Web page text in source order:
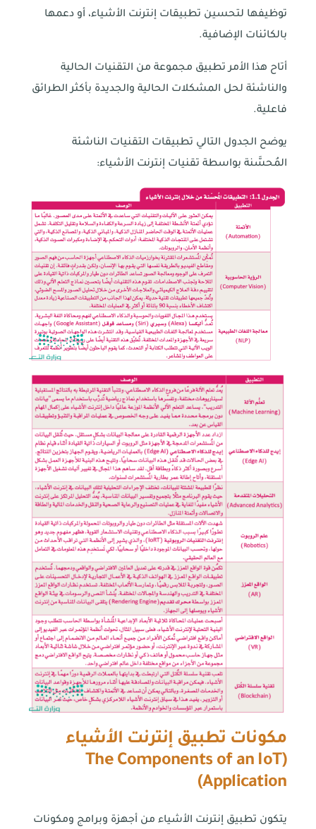
توظيفها لتحسين تطبيقات إنترنت الأشياء، أو دعمها
بالكائنات الإضافية.
أتاح هذا الأمر تطبيق مجموعة من التقنيات الحالية
والناشئة لحل المشكلات الحالية والجديدة بأكثر الطرائق
فاعلية.
يوضح الجدول التالي تطبيقات التقنيات الناشئة
المُحسَّنة بواسطة تقنيات إنترنت الأشياء:
مكونات تطبيق إنترنت الأشياء
(
The Components of an IoT
Application
)
يتكون تطبيق إنترنت الأشياء من أجهزة وبرامج ومكونات